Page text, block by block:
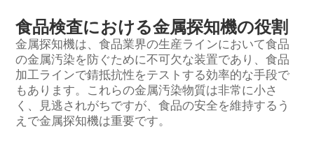
食品検査における金属探知機の役割
金属探知機は、食品業界の生産ラインにおいて食品
の金属汚染を防ぐために不可欠な装置であり、食品
加工ラインで錆抵抗性をテストする効率的な手段で
もあります。これらの金属汚染物質は非常に小さ
く、見逃されがちですが、食品の安全を維持するう
えで金属探知機は重要です。